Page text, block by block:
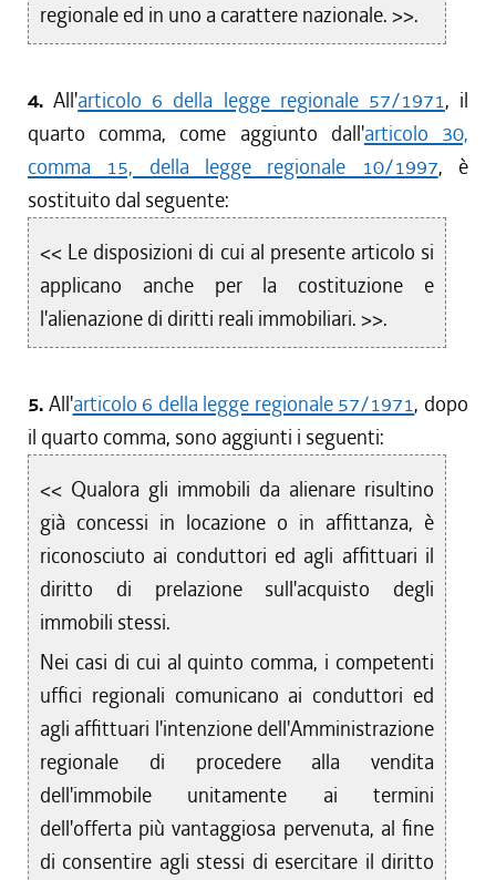
regionale ed in uno a carattere nazionale. >>.
4. All'articolo 6 della legge regionale 57/1971, il
quarto comma, come aggiunto dall'articolo 30,
comma 15, della legge regionale 10/1997, è
sostituito dal seguente:
<< Le disposizioni di cui al presente articolo si
applicano anche per la costituzione e
l'alienazione di diritti reali immobiliari. >>.
5. All'articolo 6 della legge regionale 57/1971, dopo
il quarto comma, sono aggiunti i seguenti:
<< Qualora gli immobili da alienare risultino
già concessi in locazione o in affittanza, è
riconosciuto ai conduttori ed agli affittuari il
diritto di prelazione sull'acquisto degli
immobili stessi.
Nei casi di cui al quinto comma, i competenti
uffici regionali comunicano ai conduttori ed
agli affittuari l'intenzione dell'Amministrazione
regionale di procedere alla vendita
dell'immobile unitamente ai termini
dell'offerta più vantaggiosa pervenuta, al fine
di consentire agli stessi di esercitare il diritto